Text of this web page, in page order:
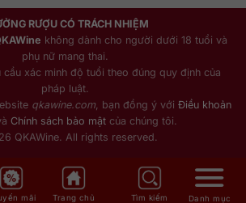
RƯỢU CÓ TRÁCH NHIỆM
không dành cho người dưới 18 tuổi và
phụ nữ mang thai.
cầu xác minh độ tuổi theo đúng quy định của
pháp luật.
qkawine.com , bạn đồng ý với Điều khoản
Chính sách bảo mậtcủa chúng tôi.
QKAWine. All rights reserved.
mãi Trang chủ Tìm kiếm Danh mục